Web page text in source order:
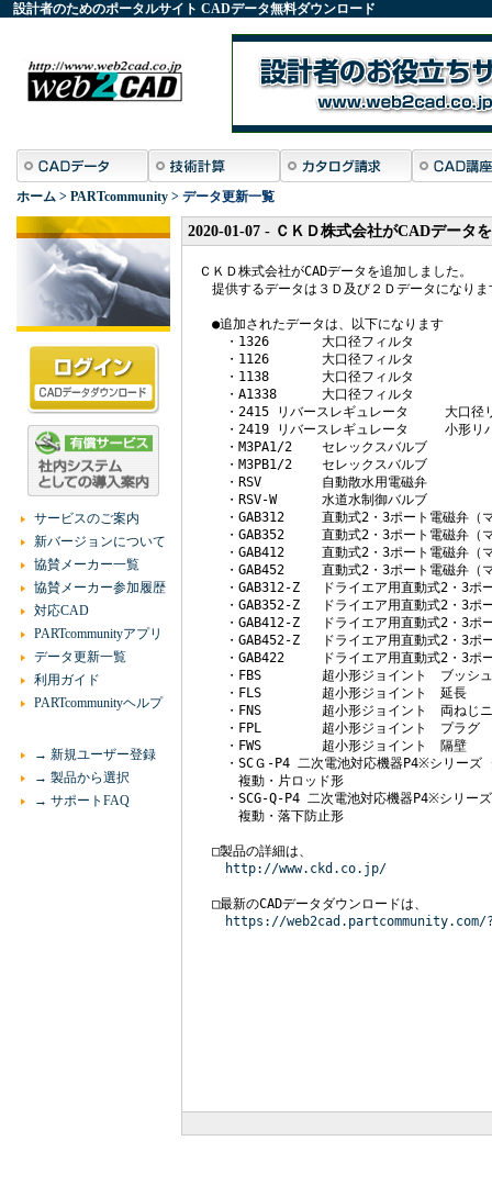
設計者のためのポータルサイト CADデータ無料ダウンロード
ホーム > PARTcommunity > データ更新一覧
サービスのご案内
新バージョンについて
協賛メーカー一覧
協賛メーカー参加履歴
対応CAD
PARTcommunityアプリ
データ更新一覧
利用ガイド
PARTcommunityヘルプ
→ 新規ユーザー登録
→ 製品から選択
→ サポートFAQ
2020-01-07 - ＣＫＤ株式会社がCADデータ
ＣＫＤ株式会社がCADデータを追加しました。
提供するデータは３Ｄ及び２Ｄデータになりま
●追加されたデータは、以下になります
・1326	大口径フィルタ
・1126	大口径フィルタ
・1138	大口径フィルタ
・A1338	大口径フィルタ
・2415 リバースレギュレータ	大口径リバースレギュレータ
・2419 リバースレギュレータ	小形リバースレギュレータ
・M3PA1/2	セレックスバルブ
・M3PB1/2	セレックスバルブ
・RSV 	自動散水用電磁弁
・RSV-W 	水道水制御バルブ
・GAB312	直動式2・3ポート電磁弁（マルチレックスバルブ）
・GAB352	直動式2・3ポート電磁弁（マルチレックスバルブ）
・GAB412	直動式2・3ポート電磁弁（マルチレックスバルブ）
・GAB452	直動式2・3ポート電磁弁（マルチレックスバルブ）
・GAB312-Z	ドライエア用直動式2・3ポート電磁弁（マルチレックスバルブ）
・GAB352-Z	ドライエア用直動式2・3ポート電磁弁（マルチレックスバルブ）
・GAB412-Z	ドライエア用直動式2・3ポート電磁弁（マルチレックスバルブ）
・GAB452-Z	ドライエア用直動式2・3ポート電磁弁（マルチレックスバルブ）
・GAB422	ドライエア用直動式2・3ポート電磁弁（マルチレックスバルブ）
・FBS 	超小形ジョイント　ブッシュ
・FLS 	超小形ジョイント　延長
・FNS 	超小形ジョイント　両ねじニップル
・FPL 	超小形ジョイント　プラグ
・FWS 	超小形ジョイント　隔壁
・SCＧ-P4 二次電池対応機器P4※シリーズ
複動・片ロッド形
・SCG-Q-P4 二次電池対応機器P4※シリー
複動・落下防止形
□製品の詳細は、
http://www.ckd.co.jp/
□最新のCADデータダウンロードは、
https://web2cad.partcommunity.com/